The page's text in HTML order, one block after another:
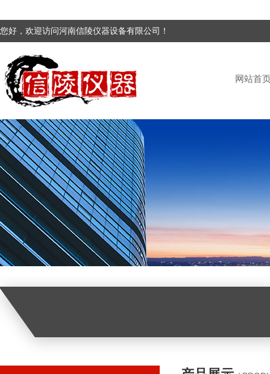
您好，欢迎访问河南信陵仪器设备有限公司！
网站首